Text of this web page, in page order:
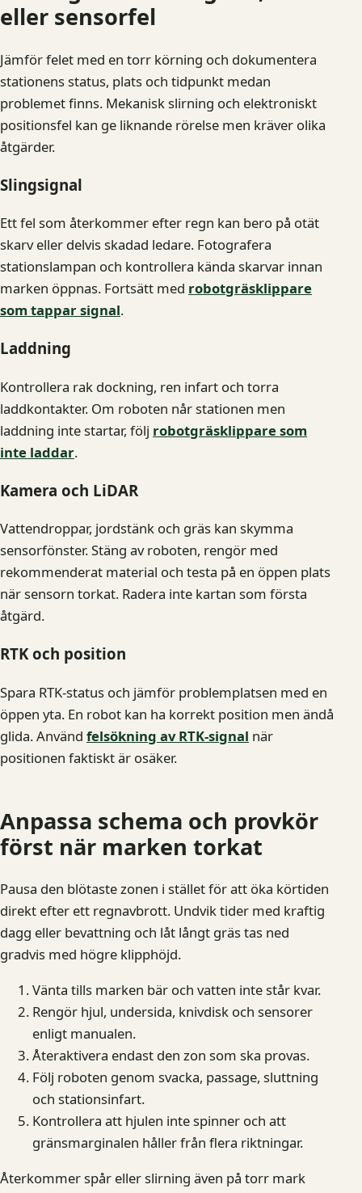
eller sensorfel
Jämför felet med en torr körning och dokumentera
stationens status, plats och tidpunkt medan
problemet finns. Mekanisk slirning och elektroniskt
positionsfel kan ge liknande rörelse men kräver olika
åtgärder.
Slingsignal
Ett fel som återkommer efter regn kan bero på otät
skarv eller delvis skadad ledare. Fotografera
stationslampan och kontrollera kända skarvar innan
marken öppnas. Fortsätt med robotgräsklippare
som tappar signal.
Laddning
Kontrollera rak dockning, ren infart och torra
laddkontakter. Om roboten når stationen men
laddning inte startar, följ robotgräsklippare som
inte laddar.
Kamera och LiDAR
Vattendroppar, jordstänk och gräs kan skymma
sensorfönster. Stäng av roboten, rengör med
rekommenderat material och testa på en öppen plats
när sensorn torkat. Radera inte kartan som första
åtgärd.
RTK och position
Spara RTK-status och jämför problemplatsen med en
öppen yta. En robot kan ha korrekt position men ändå
glida. Använd felsökning av RTK-signal när
positionen faktiskt är osäker.
Anpassa schema och provkör
först när marken torkat
Pausa den blötaste zonen i stället för att öka körtiden
direkt efter ett regnavbrott. Undvik tider med kraftig
dagg eller bevattning och låt långt gräs tas ned
gradvis med högre klipphöjd.
Vänta tills marken bär och vatten inte står kvar.
Rengör hjul, undersida, knivdisk och sensorer
enligt manualen.
Återaktivera endast den zon som ska provas.
Följ roboten genom svacka, passage, sluttning
och stationsinfart.
Kontrollera att hjulen inte spinner och att
gränsmarginalen håller från flera riktningar.
Återkommer spår eller slirning även på torr mark